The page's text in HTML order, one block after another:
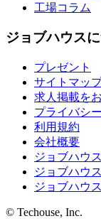
工場コラム
ジョブハウス
プレゼント
サイトマッ
求人掲載を
プライバシ
利用規約
会社概要
ジョブハウ
ジョブハウ
ジョブハウ
© Techouse, Inc.